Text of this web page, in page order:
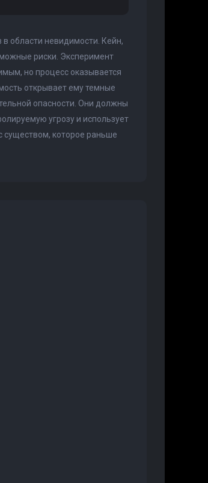
области невидимости. Кейн,
риски. Эксперимент
но процесс оказывается
открывает ему темные
опасности. Они должны
угрозу и использует
существом, которое раньше